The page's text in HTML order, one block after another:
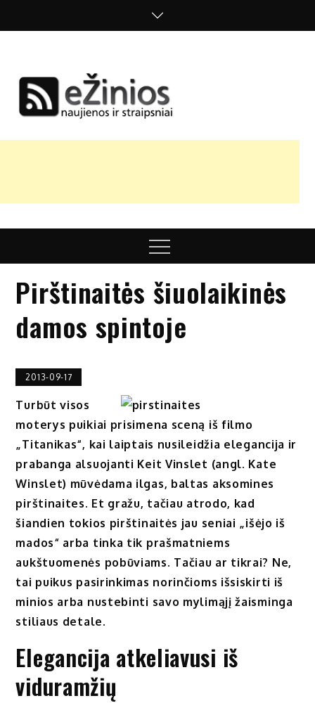
nuomonės
Menu
Pirštinaitės šiuolaikinės
damos spintoje
2013-09-17
Turbūt visos
moterys puikiai prisimena sceną iš filmo
„Titanikas“, kai laiptais nusileidžia elegancija ir
prabanga alsuojanti Keit Vinslet (angl. Kate
Winslet) mūvėdama ilgas, baltas aksomines
pirštinaites. Et gražu, tačiau atrodo, kad
šiandien tokios pirštinaitės jau seniai „išėjo iš
mados“ arba tinka tik prašmatniems
aukštuomenės pobūviams. Tačiau ar tikrai? Ne,
tai puikus pasirinkimas norinčioms išsiskirti iš
minios arba nustebinti savo mylimąjį žaisminga
stiliaus detale.
Elegancija atkeliavusi iš
viduramžių